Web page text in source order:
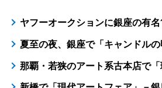
ヤフーオークションに銀座の有
夏至の夜、銀座で「キャンドル
那覇・若狭のアート系古本店で